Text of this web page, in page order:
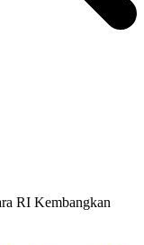
RI Kembangkan